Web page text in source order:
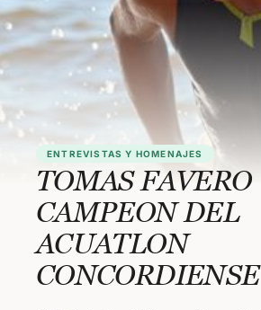
ENTREVISTAS Y HOMENAJES
TOMAS FAVERO
CAMPEON DEL
ACUATLON
CONCORDIENSE